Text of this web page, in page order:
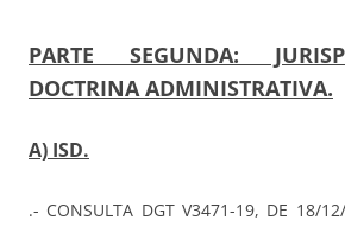
PARTE SEGUNDA:
DOCTRINA ADMINISTRATIVA.
A) ISD.
.- CONSULTA DGT V3471-19, DE 18/